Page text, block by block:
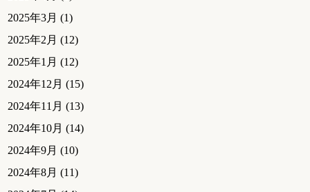
2025年3月 (1)
2025年2月 (12)
2025年1月 (12)
2024年12月 (15)
2024年11月 (13)
2024年10月 (14)
2024年9月 (10)
2024年8月 (11)